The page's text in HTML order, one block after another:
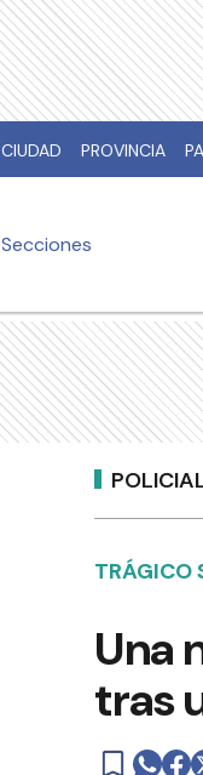
CIUDAD PROVINCIA
Secciones
TRÁGICO
Una
tras